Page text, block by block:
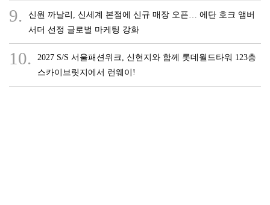
9.
신원 까날리, 신세계 본점에 신규 매장 오픈… 에단 호크 앰버
서더 선정 글로벌 마케팅 강화
10.
2027 S/S 서울패션위크, 신현지와 함께 롯데월드타워 123층
스카이브릿지에서 런웨이!